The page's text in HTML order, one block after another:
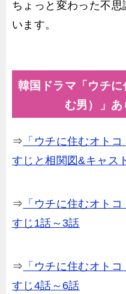
ちょっと変わった不
います。
韓国ドラマ「ウチ
む男）」
⇒ 「ウチに住むオト
すじと相関図&キャス
⇒ 「ウチに住むオト
すじ1話～3話
⇒ 「ウチに住むオト
すじ4話～6話